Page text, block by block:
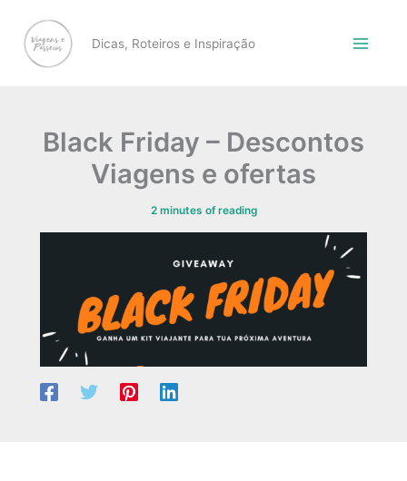
content
Dicas, Roteiros e Inspiração
Black Friday – Descontos
Viagens e ofertas
2 minutes of reading